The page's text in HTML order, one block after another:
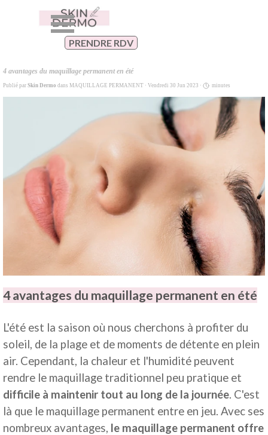
PRENDRE RDV
Sauter le menu
4 avantages du maquillage permanent en été
Publié par Skin Dermo dans MAQUILLAGE PERMANENT · Vendredi 30 Jun 2023 · minutes
4 avantages du maquillage permanent en été
L'été est la saison où nous cherchons à profiter du
soleil, de la plage et de moments de détente en plein
air. Cependant, la chaleur et l'humidité peuvent
rendre le maquillage traditionnel peu pratique et
difficile à maintenir tout au long de la journée. C'est
là que le maquillage permanent entre en jeu. Avec ses
nombreux avantages, le maquillage permanent offre